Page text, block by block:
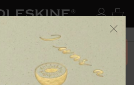
の切替 ログ
ードなど) カ
のご購入で送料無料 メニ
バッグと財布
何でできていますか?